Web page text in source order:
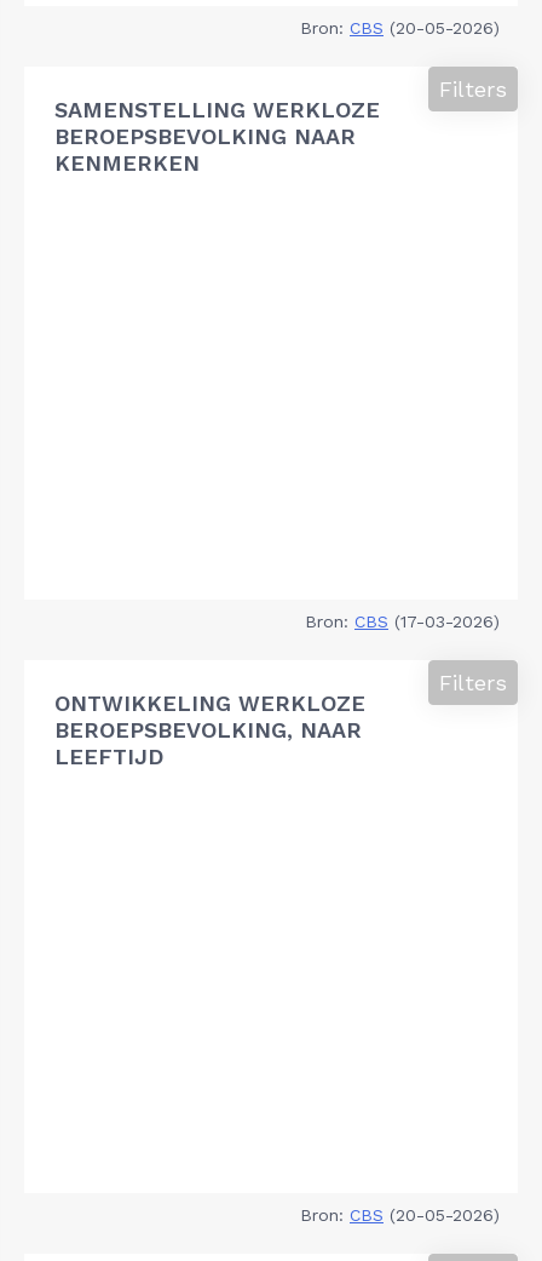
Bron: CBS (20-05-2026)
SAMENSTELLING WERKLOZE
BEROEPSBEVOLKING NAAR
KENMERKEN
Filters
Bron: CBS (17-03-2026)
ONTWIKKELING WERKLOZE
BEROEPSBEVOLKING, NAAR
LEEFTIJD
Filters
Bron: CBS (20-05-2026)